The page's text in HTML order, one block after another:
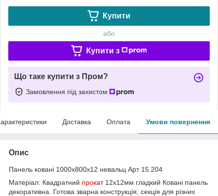
Купити
або
Купити з
Що таке купити з Пром?
Замовлення під захистом
Доставка Оплата Умови повернення
Опис
Панель ковані 1000х800х12 невальц Арт 15.204
Матеріал: Квадратний прокат12х12мм гладкий Ковані панель
декоративна. Готова зварна конструкція, секція для різних